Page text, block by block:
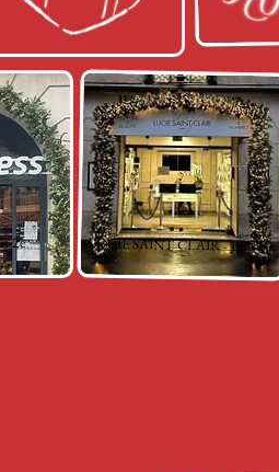
2e LUCIE SAINT CLAIR - Paris 16e